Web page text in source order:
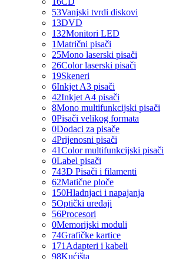
53Vanjski tvrdi diskovi
13DVD
132Monitori LED
1Matrični pisači
25Mono laserski pisači
26Color laserski pisači
19Skeneri
6Inkjet A3 pisači
42Inkjet A4 pisači
8Mono multifunkcijski pisači
0Pisači velikog formata
0Dodaci za pisače
4Prijenosni pisači
41Color multifunkcijski pisači
0Label pisači
743D Pisači i filamenti
62Matične ploče
150Hladnjaci i napajanja
5Optički uređaji
56Procesori
0Memorijski moduli
74Grafičke kartice
171 Adapteri i kabeli
98Kućišta